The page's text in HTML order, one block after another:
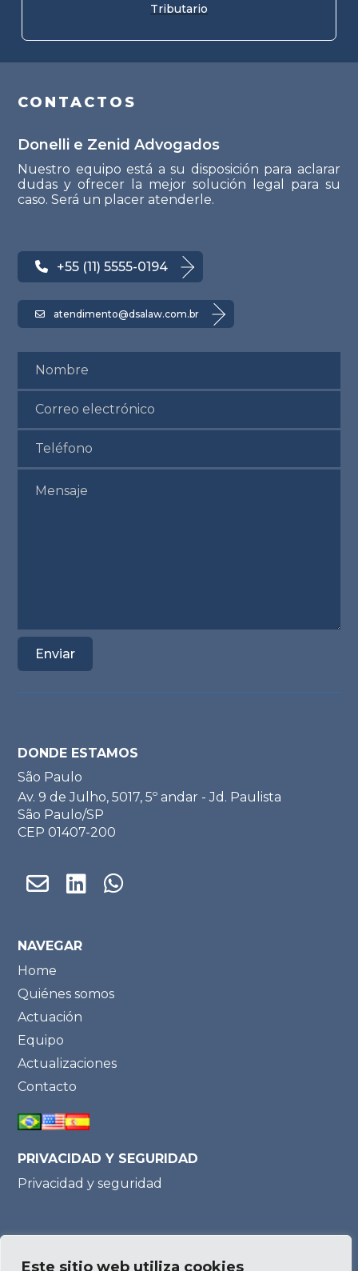
Este sitio web utiliza cookies
Tributario
CONTACTOS
Donelli e Zenid Advogados
Nuestro equipo está a su disposición para aclarar
dudas y ofrecer la mejor solución legal para su
caso. Será un placer atenderle.
+55 (11) 5555-0194
atendimento@dsalaw.com.br
DONDE ESTAMOS
São Paulo
Av. 9 de Julho, 5017, 5º andar - Jd. Paulista
São Paulo/SP
CEP 01407-200
NAVEGAR
Home
Quiénes somos
Actuación
Equipo
Actualizaciones
Contacto
PRIVACIDAD Y SEGURIDAD
Privacidad y seguridad